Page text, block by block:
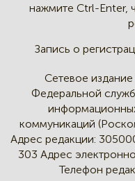
нажмите Ctrl-Enter,
Запись о
Сетевое
Федеральной
коммуникаций
Адрес редакции:
303 Адрес
Телефон